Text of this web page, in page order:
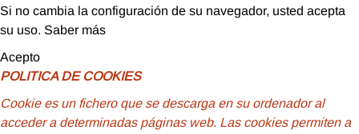
Si no cambia la configuración de su navegador, usted acepta
su uso. Saber más
Acepto
POLITICA DE COOKIES
Cookie es un fichero que se descarga en su ordenador al
acceder a determinadas páginas web. Las cookies permiten a